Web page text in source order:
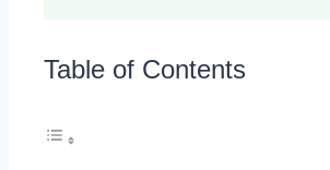
Table of Contents